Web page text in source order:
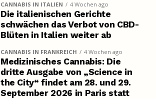
CANNABIS IN ITALIEN 4 Wochen ago
Die italienischen Gerichte
schwächen das Verbot von CBD-
Blüten in Italien weiter ab
CANNABIS IN FRANKREICH 4 Wochen ago
Medizinisches Cannabis: Die
dritte Ausgabe von „Science in
the City“ findet am 28. und 29.
September 2026 in Paris statt